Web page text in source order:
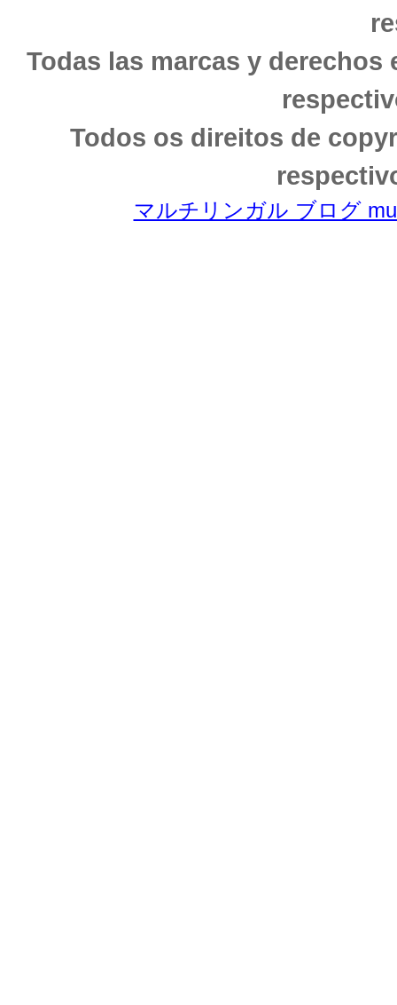
Todas las marcas y
Todos os direitos de
マルチリンガル ブログ